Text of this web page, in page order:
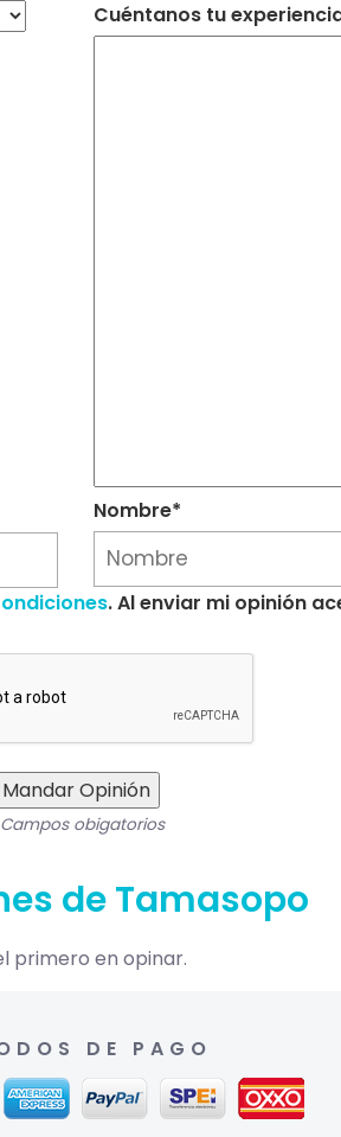
Cuéntanos tu
Nombre*
. Al enviar mi opinión
Mandar Opinión
obigatorios
de Tamasopo
primero en opinar.
DE PAGO